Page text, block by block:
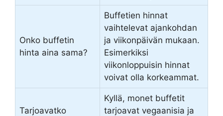
Onko buffetin
hinta aina sama?
Buffetien hinnat
vaihtelevat ajankohdan
ja viikonpäivän mukaan.
Esimerkiksi
viikonloppuisin hinnat
voivat olla korkeammat.
Tarjoavatko
Kyllä, monet buffetit
tarjoavat vegaanisia ja